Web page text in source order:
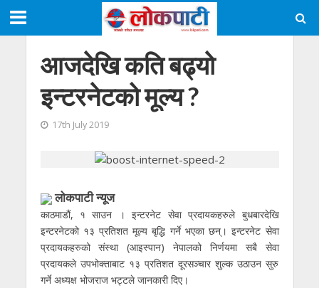
आजदेखि कति बढ्याे
इन्टरनेटको मूल्य ?
17th July 2019
लाेकपाटी न्यूज
काठमाडौं, १ साउन । इन्टरनेट सेवा प्रदायकहरुले बुधबारदेखि
इन्टरनेटको १३ प्रतिशत मूल्य बृद्धि गर्ने भएका छन्। इन्टरनेट सेवा
प्रदायकहरुको संस्था (आइस्पान) नेपालको निर्णयमा सबै सेवा
प्रदायकले उपभोक्ताबाट १३ प्रतिशत दूरसञ्चार शुल्क उठाउन सुरु
गर्ने अध्यक्ष भोजराज भट्टले जानकारी दिए।